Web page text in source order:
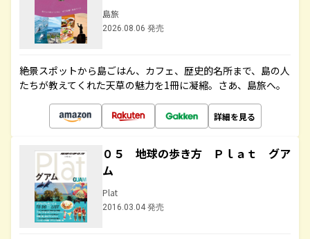
島旅
2026.08.06 発売
絶景スポットから島ごはん、カフェ、歴史的名所まで、島の人
たちが教えてくれた天草の魅力を1冊に凝縮。さあ、島旅へ。
詳細を見る
０５ 地球の歩き方 Ｐｌａｔ グア
ム
Plat
2016.03.04 発売